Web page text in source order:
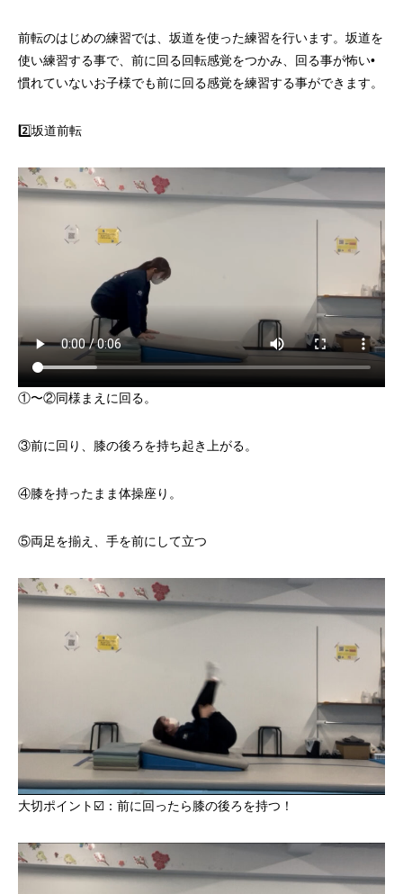
前転のはじめの練習では、坂道を使った練習を行います。坂道を
使い練習する事で、前に回る回転感覚をつかみ、回る事が怖い•
慣れていないお子様でも前に回る感覚を練習する事ができます。
2️⃣坂道前転
①〜②同様まえに回る。
③前に回り、膝の後ろを持ち起き上がる。
④膝を持ったまま体操座り。
⑤両足を揃え、手を前にして立つ
大切ポイント☑️：前に回ったら膝の後ろを持つ！